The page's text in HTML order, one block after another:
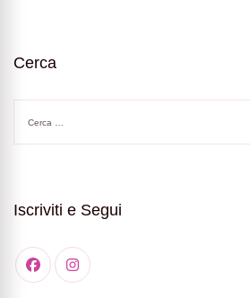
Cerca
per:
Iscriviti e Segui